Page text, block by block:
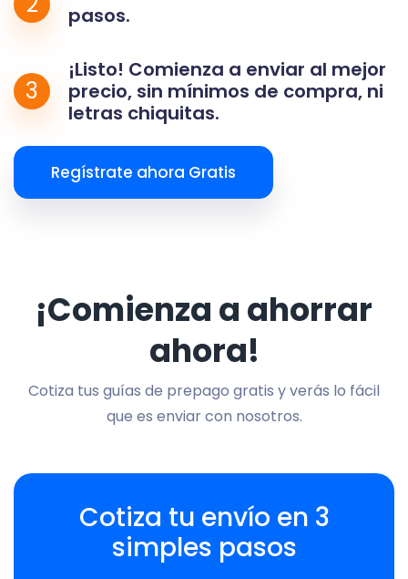
pasos.
3
¡Listo! Comienza a enviar al mejor
precio, sin mínimos de compra, ni
letras chiquitas.
Regístrate ahora Gratis
¡Comienza a ahorrar
ahora!
Cotiza tus guías de prepago gratis y verás lo fácil
que es enviar con nosotros.
Cotiza tu envío en 3
simples pasos